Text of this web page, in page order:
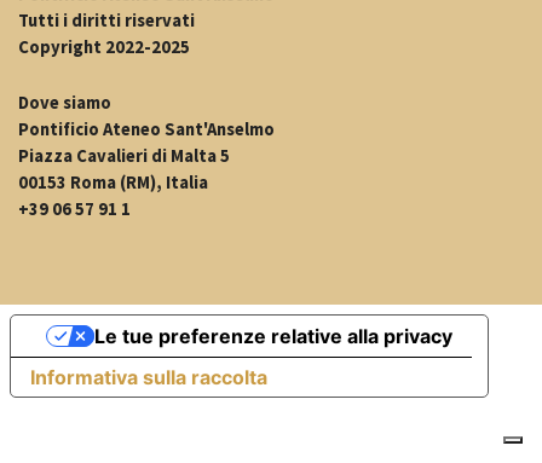
Tutti i diritti riservati
Copyright 2022-2025
Dove siamo
Pontificio Ateneo Sant'Anselmo
Piazza Cavalieri di Malta 5
00153 Roma (RM), Italia
+39 06 57 91 1
Informativa sulla raccolta
Le tue preferenze relative alla privacy